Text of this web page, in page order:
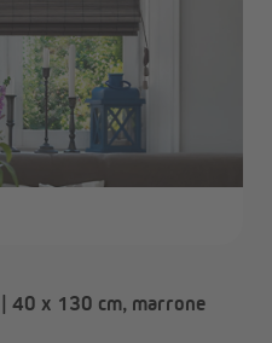
40 x 130 cm, marrone